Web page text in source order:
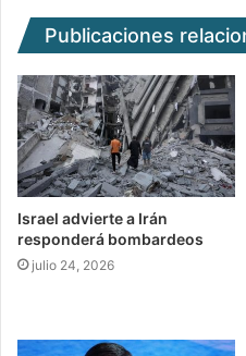
Publicaciones
Israel advierte a Irán
responderá bombardeos
julio 24, 2026